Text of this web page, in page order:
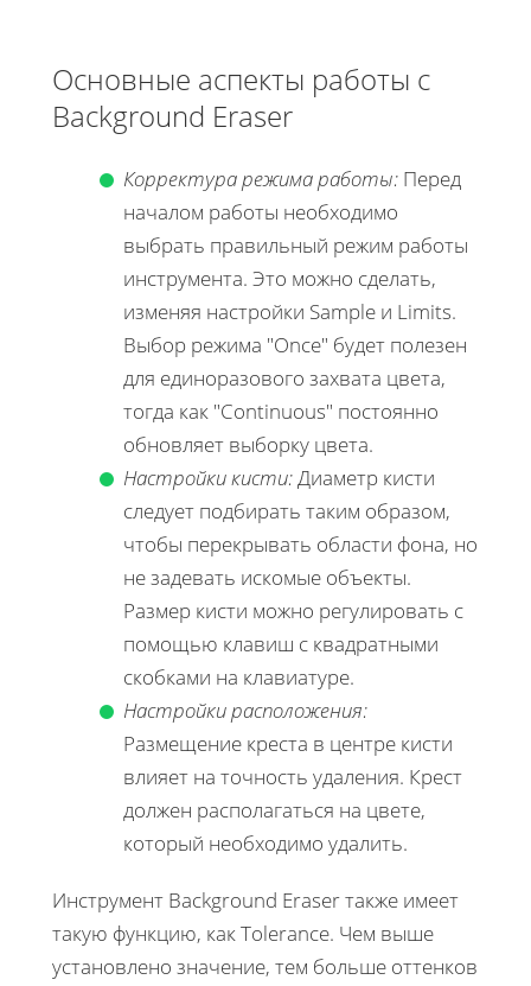
Основные аспекты работы с
Background Eraser
Корректура режима работы: Перед
началом работы необходимо
выбрать правильный режим работы
инструмента. Это можно сделать,
изменяя настройки Sample и Limits.
Выбор режима "Once" будет полезен
для единоразового захвата цвета,
тогда как "Continuous" постоянно
обновляет выборку цвета.
Настройки кисти: Диаметр кисти
следует подбирать таким образом,
чтобы перекрывать области фона, но
не задевать искомые объекты.
Размер кисти можно регулировать с
помощью клавиш с квадратными
скобками на клавиатуре.
Настройки расположения:
Размещение креста в центре кисти
влияет на точность удаления. Крест
должен располагаться на цвете,
который необходимо удалить.
Инструмент Background Eraser также имеет
такую функцию, как Tolerance. Чем выше
установлено значение, тем больше оттенков